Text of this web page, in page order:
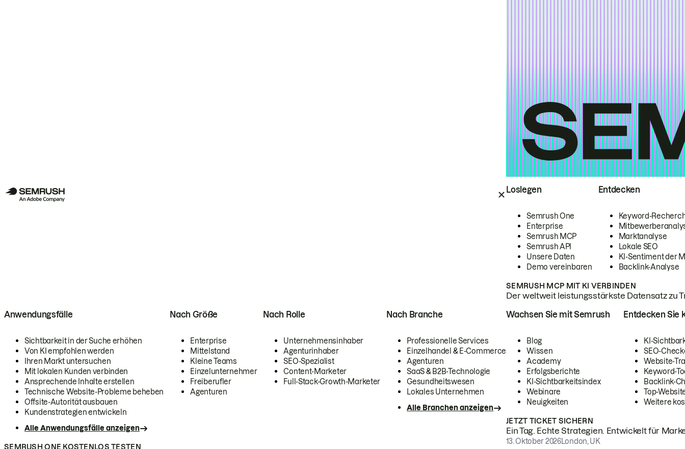
Loslegen
Semrush One
Enterprise
Semrush MCP
Semrush API
Unsere Daten
Demo vereinbaren
Entdecken
Keyword-
Marktanalyse
Lokale SEO
KI-Sentiment der
Backlink-Analyse
SEMRUSH MCP MIT KI VERBINDEN
Der weltweit leistungsstärkste Datensatz zu
Anwendungsfälle
Sichtbarkeit in der Suche erhöhen
Von KI empfohlen werden
Ihren Markt untersuchen
Mit lokalen Kunden verbinden
Ansprechende Inhalte erstellen
Technische Website-Probleme beheben
Offsite-Autorität ausbauen
Kundenstrategien entwickeln
Alle Anwendungsfälle anzeigen
Nach Größe
Enterprise
Mittelstand
Kleine Teams
Einzelunternehmer
Freiberufler
Agenturen
Nach Rolle
Unternehmensinhaber
Agenturinhaber
SEO-Spezialist
Content-Marketer
Full-Stack-Growth-Marketer
Nach Branche
Professionelle Services
Einzelhandel & E-Commerce
Agenturen
SaaS & B2B-Technologie
Gesundheitswesen
Lokales Unternehmen
Alle Branchen anzeigen
SEMRUSH ONE KOSTENLOS TESTEN
Wachsen Sie mit Semrush
Blog
Wissen
Academy
Erfolgsberichte
KI-Sichtbarkeitsindex
Webinare
Neuigkeiten
Entdecken Sie
KI-
SEO-
Website-
Keyword-
Backlink-
Top-
Weitere
JETZT TICKET SICHERN
Ein Tag. Echte Strategien. Entwickelt für
13. Oktober 2026London, UK